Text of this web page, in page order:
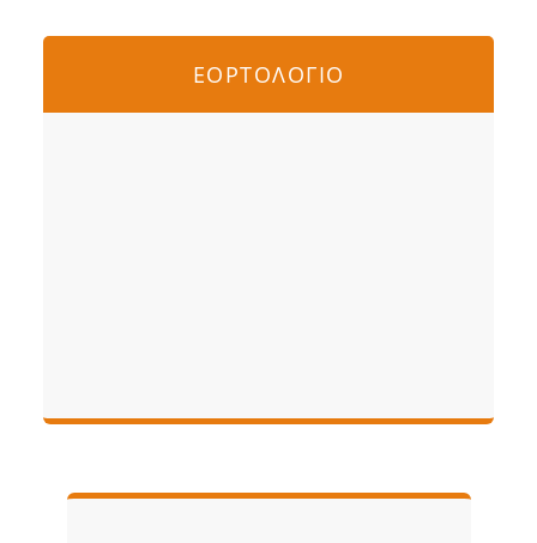
ΕΟΡΤΟΛΟΓΙΟ